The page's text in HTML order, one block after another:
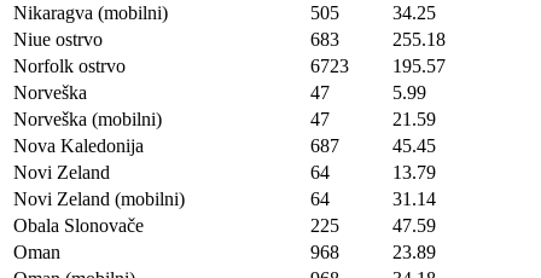
Nikaragva (mobilni)
505
34.25
Niue ostrvo
683
255.18
Norfolk ostrvo
6723
195.57
Norveška
47
5.99
Norveška (mobilni)
47
21.59
Nova Kaledonija
687
45.45
Novi Zeland
64
13.79
Novi Zeland (mobilni)
64
31.14
Obala Slonovače
225
47.59
Oman
968
23.89